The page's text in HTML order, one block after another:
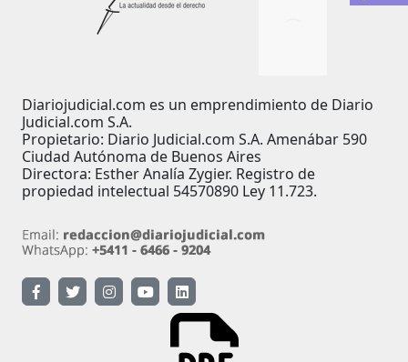
Diariojudicial.com es un emprendimiento de Diario
Judicial.com S.A.
Propietario: Diario Judicial.com S.A. Amenábar 590
Ciudad Autónoma de Buenos Aires
Directora: Esther Analía Zygier. Registro de
propiedad intelectual 54570890 Ley 11.723.